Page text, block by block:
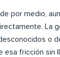
por medio,
La
o
esa fricción sin